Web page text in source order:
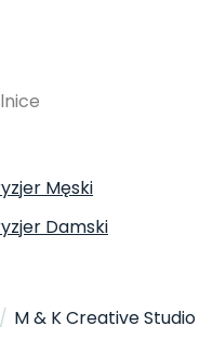
Męski
Damski
/ M & K Creative Studio